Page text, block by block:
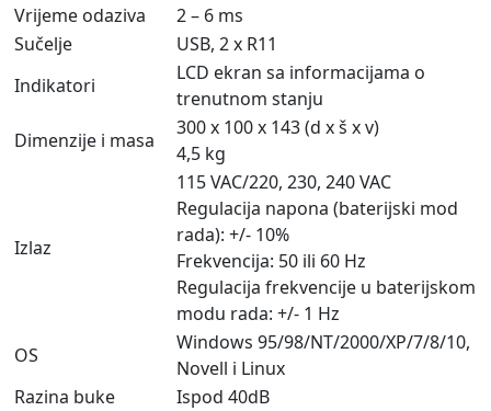
Vrijeme odaziva
2 – 6 ms
Sučelje
USB, 2 x R11
Indikatori
LCD ekran sa informacijama o
trenutnom stanju
Dimenzije i masa
300 x 100 x 143 (d x š x v)
4,5 kg
Izlaz
115 VAC/220, 230, 240 VAC
Regulacija napona (baterijski mod
rada): +/- 10%
Frekvencija: 50 ili 60 Hz
Regulacija frekvencije u baterijskom
modu rada: +/- 1 Hz
OS
Windows 95/98/NT/2000/XP/7/8/10,
Novell i Linux
Razina buke
Ispod 40dB